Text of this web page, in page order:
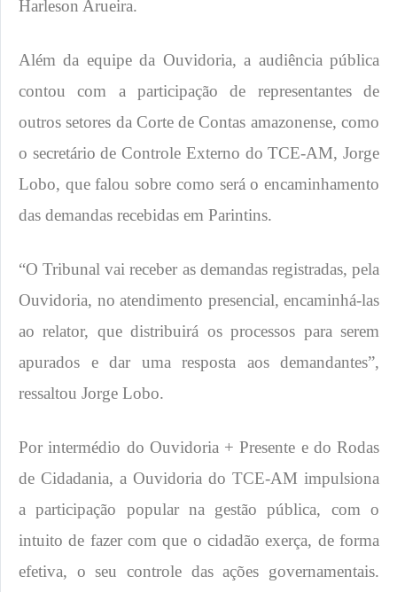
Harleson Arueira.
Além da equipe da Ouvidoria, a audiência pública
contou com a participação de representantes de
outros setores da Corte de Contas amazonense, como
o secretário de Controle Externo do TCE-AM, Jorge
Lobo, que falou sobre como será o encaminhamento
das demandas recebidas em Parintins.
“O Tribunal vai receber as demandas registradas, pela
Ouvidoria, no atendimento presencial, encaminhá-las
ao relator, que distribuirá os processos para serem
apurados e dar uma resposta aos demandantes”,
ressaltou Jorge Lobo.
Por intermédio do Ouvidoria + Presente e do Rodas
de Cidadania, a Ouvidoria do TCE-AM impulsiona
a participação popular na gestão pública, com o
intuito de fazer com que o cidadão exerça, de forma
efetiva, o seu controle das ações governamentais.